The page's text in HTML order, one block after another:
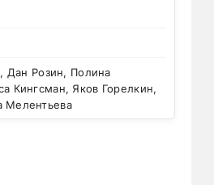
Дан Розин, Полина
Кингсман, Яков Горелкин,